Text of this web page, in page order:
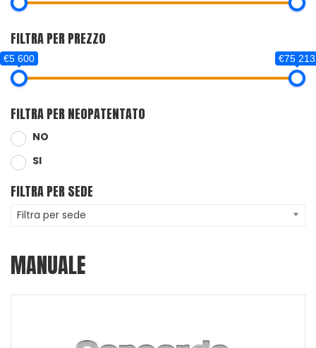
FILTRA PER PREZZO
€5 600 €75 213
FILTRA PER NEOPATENTATO
NO
SI
FILTRA PER SEDE
Filtra per sede
MANUALE